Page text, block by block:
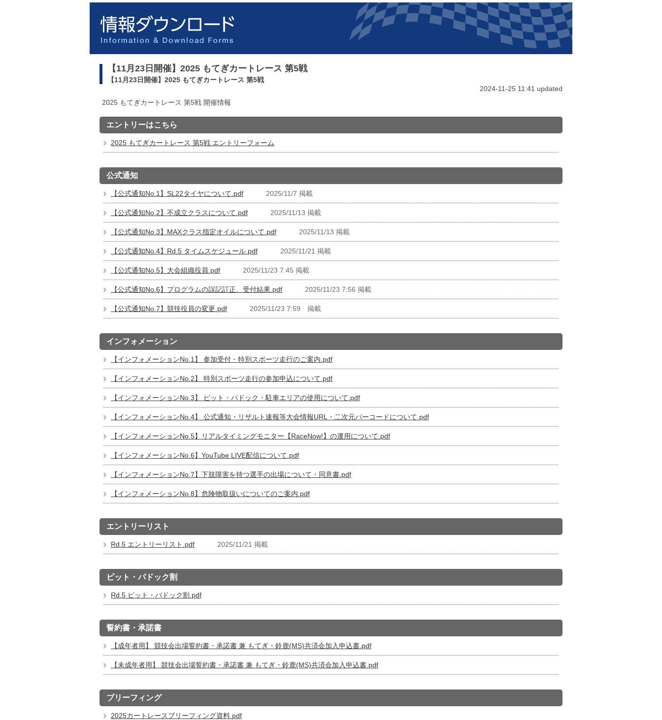
【11月23日開催】2025 もてぎカートレース 第5戦
【11月23日開催】2025 もてぎカートレース 第5戦
2024-11-25 11:41 updated
2025 もてぎカートレース 第5戦 開催情報
エントリーはこちら
2025 もてぎカートレース 第5戦 エントリーフォーム
公式通知
【公式通知No.1】SL22タイヤについて.pdf 2025/11/7 掲載
【公式通知No.2】不成立クラスについて.pdf 2025/11/13 掲載
【公式通知No.3】MAXクラス指定オイルについて.pdf 2025/11/13 掲載
【公式通知No.4】Rd.5 タイムスケジュール.pdf 2025/11/21 掲載
【公式通知No.5】大会組織役員.pdf 2025/11/23 7:45 掲載
【公式通知No.6】プログラムの誤記訂正、受付結果.pdf 2025/11/23 7:56 掲載
【公式通知No.7】競技役員の変更.pdf 2025/11/23 7:59 掲載
インフォメーション
【インフォメーションNo.1】 参加受付・特別スポーツ走行のご案内.pdf
【インフォメーションNo.2】 特別スポーツ走行の参加申込について.pdf
【インフォメーションNo.3】 ピット・パドック・駐車エリアの使用について.pdf
【インフォメーションNo.4】 公式通知・リザルト速報等大会情報URL・二次元バーコードについて.pdf
【インフォメーションNo.5】リアルタイミングモニター【RaceNow!】の運用について.pdf
【インフォメーションNo.6】YouTube LIVE配信について.pdf
【インフォメーションNo.7】下肢障害を持つ選手の出場について・同意書.pdf
【インフォメーションNo.8】危険物取扱いについてのご案内.pdf
エントリーリスト
Rd.5 エントリーリスト.pdf 2025/11/21 掲載
ピット・パドック割
Rd.5 ピット・パドック割.pdf
誓約書・承諾書
【成年者用】 競技会出場誓約書・承諾書 兼 もてぎ・鈴鹿(MS)共済会加入申込書.pdf
【未成年者用】 競技会出場誓約書・承諾書 兼 もてぎ・鈴鹿(MS)共済会加入申込書.pdf
ブリーフィング
2025カートレースブリーフィング資料.pdf